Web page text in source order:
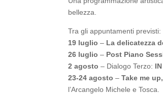
bellezza.
Tra gli appuntamenti previsti:
19 luglio – La delicatezza
26 luglio – Post Piano
2 agosto – Dialogo Terzo:
23-24 agosto –Take me
l’Arcangelo Michele e Tosca.